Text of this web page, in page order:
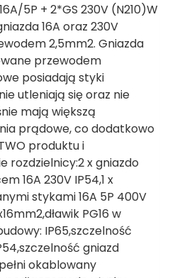
5P + 2*GS 230V (N210)W
16A oraz 230V
2,5mm2. Gniazda
przewodem
posiadają styki
utleniają się oraz nie
mają większą
prądowe, co dodatkowo
produktu i
rozdzielnicy:2 x gniazdo
16A 230V IP54,1 x
stykami 16A 5P 400V
PG16 w
IP65,szczelność
gniazd
okablowany